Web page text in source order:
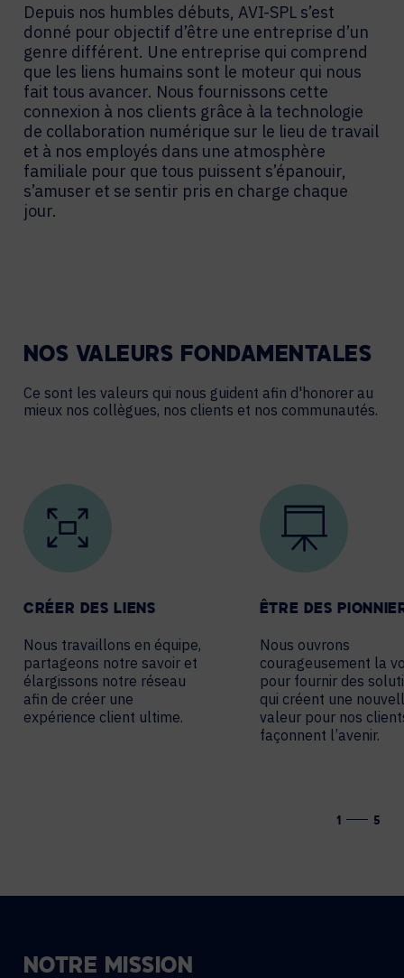
Depuis nos humbles débuts, AVI-SPL s’est
donné pour objectif d’être une entreprise d’un
genre différent. Une entreprise qui comprend
que les liens humains sont le moteur qui nous
fait tous avancer. Nous fournissons cette
connexion à nos clients grâce à la technologie
de collaboration numérique sur le lieu de travail
et à nos employés dans une atmosphère
familiale pour que tous puissent s’épanouir,
s’amuser et se sentir pris en charge chaque
jour.
NOS VALEURS FONDAMENTALES
Ce sont les valeurs qui nous guident afin d'honorer au
mieux nos collègues, nos clients et nos communautés.
CRÉER DES LIENS
Nous travaillons en équipe,
partageons notre savoir et
élargissons notre réseau
afin de créer une
expérience client ultime.
ÊTRE DES
Nous ouvrons
courageusement la
pour fournir des
qui créent une
valeur pour nos
façonnent l’avenir.
1 5
NOTRE MISSION